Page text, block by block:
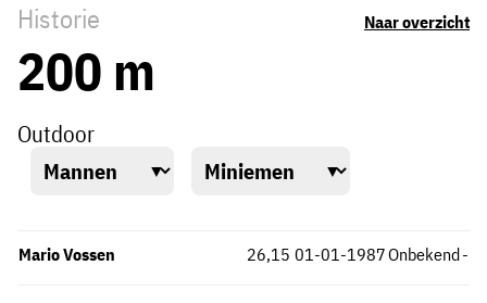
Historie Naar overzicht
200 m
Outdoor
Mario Vossen Onbekend
26,15 -
01-01-1987